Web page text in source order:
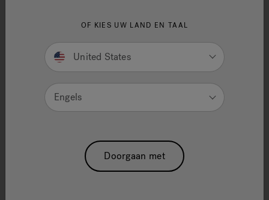
SEARCH TIPS:
Double-check the spelling.
Use general product term(s) or fewer keywords.
and refine results.
If you are looking for a specific item from a
Need Additional Info, please contact our
customer service team
OF KIES UW LAND EN TAAL
United States
Engels
Doorgaan met